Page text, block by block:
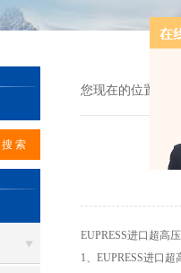
您现在的位置：
EUPRESS进口超高
1、EUPRESS进口